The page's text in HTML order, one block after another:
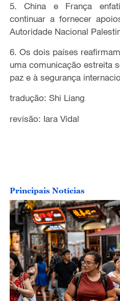
5. China e França
continuar a fornecer
Autoridade Nacional
6. Os dois países reafirmam
uma comunicação estreita
paz e à segurança
tradução: Shi Liang
revisão: Iara Vidal
Principais Notícias